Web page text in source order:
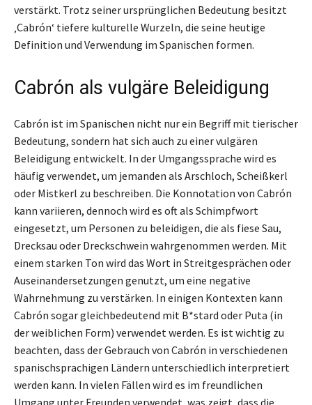
verstärkt. Trotz seiner ursprünglichen Bedeutung besitzt
‚Cabrón‘ tiefere kulturelle Wurzeln, die seine heutige
Definition und Verwendung im Spanischen formen.
Cabrón als vulgäre Beleidigung
Cabrón ist im Spanischen nicht nur ein Begriff mit tierischer
Bedeutung, sondern hat sich auch zu einer vulgären
Beleidigung entwickelt. In der Umgangssprache wird es
häufig verwendet, um jemanden als Arschloch, Scheißkerl
oder Mistkerl zu beschreiben. Die Konnotation von Cabrón
kann variieren, dennoch wird es oft als Schimpfwort
eingesetzt, um Personen zu beleidigen, die als fiese Sau,
Drecksau oder Dreckschwein wahrgenommen werden. Mit
einem starken Ton wird das Wort in Streitgesprächen oder
Auseinandersetzungen genutzt, um eine negative
Wahrnehmung zu verstärken. In einigen Kontexten kann
Cabrón sogar gleichbedeutend mit B*stard oder Puta (in
der weiblichen Form) verwendet werden. Es ist wichtig zu
beachten, dass der Gebrauch von Cabrón in verschiedenen
spanischsprachigen Ländern unterschiedlich interpretiert
werden kann. In vielen Fällen wird es im freundlichen
Umgang unter Freunden verwendet, was zeigt, dass die